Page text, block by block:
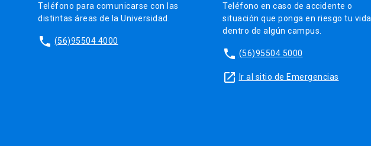
Teléfono para comunicarse con las
distintas áreas de la Universidad.
phone (56)95504 4000
Teléfono en caso de accidente o
situación que ponga en riesgo tu vida
dentro de algún campus.
phone (56)95504 5000
launch Ir al sitio de Emergencias